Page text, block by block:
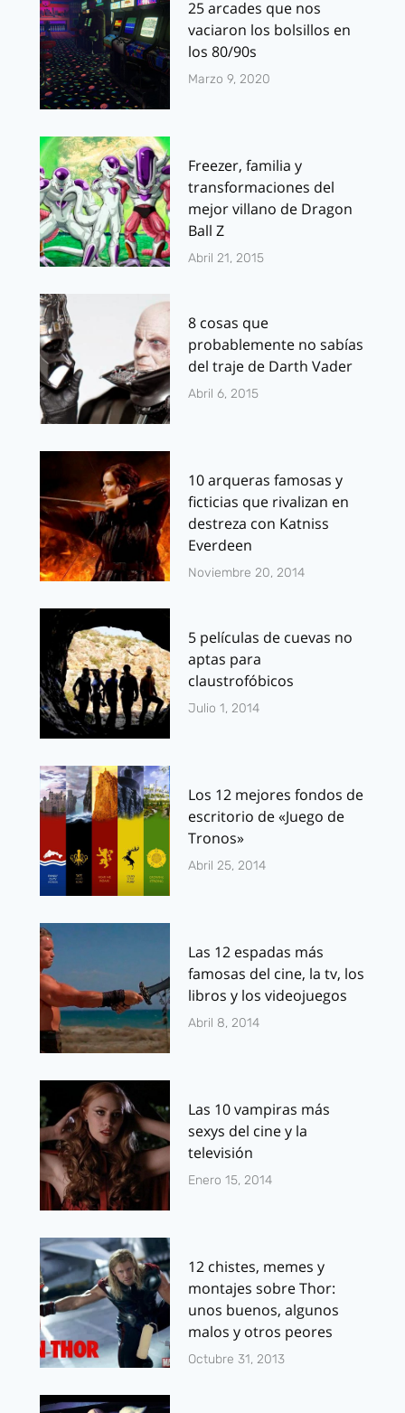
25 arcades que nos
vaciaron los bolsillos en
los 80/90s
Marzo 9, 2020
Freezer, familia y
transformaciones del
mejor villano de Dragon
Ball Z
Abril 21, 2015
8 cosas que
probablemente no sabías
del traje de Darth Vader
Abril 6, 2015
10 arqueras famosas y
ficticias que rivalizan en
destreza con Katniss
Everdeen
Noviembre 20, 2014
5 películas de cuevas no
aptas para
claustrofóbicos
Julio 1, 2014
Los 12 mejores fondos de
escritorio de «Juego de
Tronos»
Abril 25, 2014
Las 12 espadas más
famosas del cine, la tv, los
libros y los videojuegos
Abril 8, 2014
Las 10 vampiras más
sexys del cine y la
televisión
Enero 15, 2014
12 chistes, memes y
montajes sobre Thor:
unos buenos, algunos
malos y otros peores
Octubre 31, 2013